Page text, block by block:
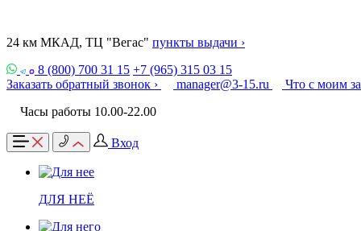
24 км МКАД, ТЦ "Вегас" пункты выдачи ›
8 (800) 700 31 15 +7 (965) 315 03 15
Заказать обратный звонок ›
manager@3-15.ru
Что с моим
Часы работы 10.00-22.00
Вход
ДЛЯ НЕЁ